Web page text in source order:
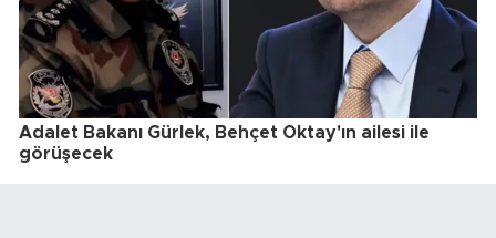
Adalet Bakanı Gürlek, Behçet Oktay'ın ailesi ile
görüşecek